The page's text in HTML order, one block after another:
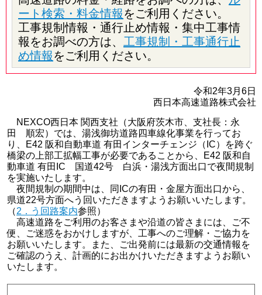
ート検索・料金情報をご利用ください。
工事規制情報・通行止め情報・集中工事情
報をお調べの方は、 工事規制・工事通行止
め情報をご利用ください。
令和2年3月6日
西日本高速道路株式会社
NEXCO西日本 関西支社（大阪府茨木市、支社長：永
田 順宏）では、湯浅御坊道路四車線化事業を行ってお
り、E42 阪和自動車道 有田インターチェンジ（IC）を跨ぐ
橋梁の上部工拡幅工事が必要であることから、E42 阪和自
動車道 有田IC 国道42号 白浜・湯浅方面出口で夜間規制
を実施いたします。
夜間規制の期間中は、同ICの有田・金屋方面出口から、
県道22号方面へう回いただきますようお願いいたします。
（2．う回路案内参照）
高速道路をご利用のお客さまや沿道の皆さまには、ご不
便、ご迷惑をおかけしますが、工事へのご理解・ご協力を
お願いいたします。また、ご出発前には最新の交通情報を
ご確認のうえ、計画的にお出かけいただきますようお願い
いたします。